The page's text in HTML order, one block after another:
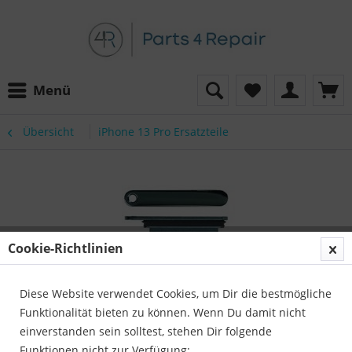
Menü
Übersicht iPhone 13 Pro Ersatzteile
Cookie-Richtlinien
Diese Website verwendet Cookies, um Dir die bestmögliche
Funktionalität bieten zu können. Wenn Du damit nicht
einverstanden sein solltest, stehen Dir folgende